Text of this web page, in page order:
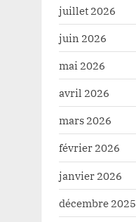
juillet 2026
juin 2026
mai 2026
avril 2026
mars 2026
février 2026
janvier 2026
décembre 2025